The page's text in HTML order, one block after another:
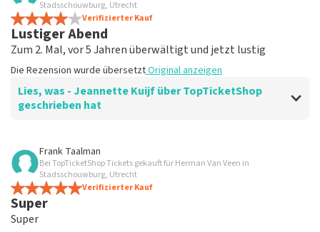
Tickets ganz einfach kaufen können
Die Rezension wurde übersetzt
Stadsschouwburg, Utrecht
Verifizierter Kauf
Lustiger Abend
Zum 2. Mal, vor 5 Jahren überwältigt und jetzt lustig
Die Rezension wurde übersetztOriginal anzeigen
Lies, was - Jeannette Kuijf über TopTicketShop
geschrieben hat
Bewertung von - Jeannette Kuijf über
Fein
Die Rezension wurde übersetzt
Frank Taalman
Bei TopTicketShop Tickets gekauft für Herman Van Veen in
Stadsschouwburg, Utrecht
Verifizierter Kauf
Super
Super